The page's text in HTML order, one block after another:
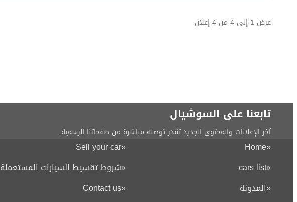
عرض 1 إلى 4 من 4 إعلان
تابعنا على السوشيال
آخر الإعلانات والمحتوى الجديد تقدر توصله مباشرة من صفحاتنا الرسمية.
«
Home
«
cars list
«المدونة
«
Sell your car
«شروط تقسيط السيارات المستعملة
«
Contact us